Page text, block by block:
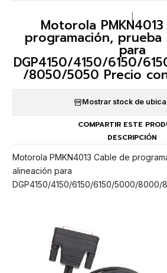
Motorola
programación, prueba
para
DGP4150/4150/6150/
/8050/5050 Precio
Mostrar stock de
COMPARTIR ESTE
DESCRIPCIÓN
Motorola PMKN4013 Cable de
alineación para
DGP4150/4150/6150/6150/5000/8000/